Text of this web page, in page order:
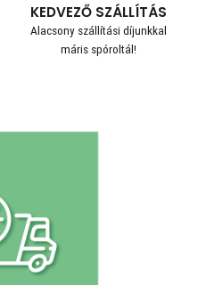
KEDVEZŐ SZÁLLÍTÁS
Alacsony szállítási díjunkkal
máris spóroltál!